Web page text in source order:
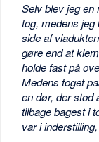
Selv blev jeg en
tog, medens
side af
gøre end at
holde fast på
Medens toget
en dør, der stod
tilbage bagest i
var i